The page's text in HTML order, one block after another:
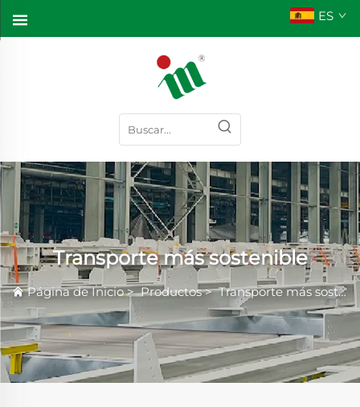
ES
Transporte más sostenible
Página de Inicio>Productos>Transporte más sostenible